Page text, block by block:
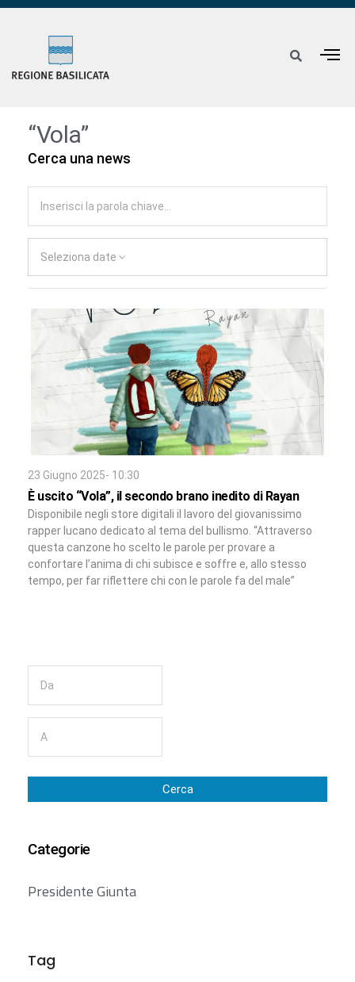
“Vola”
Cerca una news
Seleziona date
23 Giugno 2025- 10:30
È uscito “Vola”, il secondo brano inedito di Rayan
Disponibile negli store digitali il lavoro del giovanissimo
rapper lucano dedicato al tema del bullismo. “Attraverso
questa canzone ho scelto le parole per provare a
confortare l’anima di chi subisce e soffre e, allo stesso
tempo, per far riflettere chi con le parole fa del male”
Cerca
Categorie
Presidente Giunta
Tag